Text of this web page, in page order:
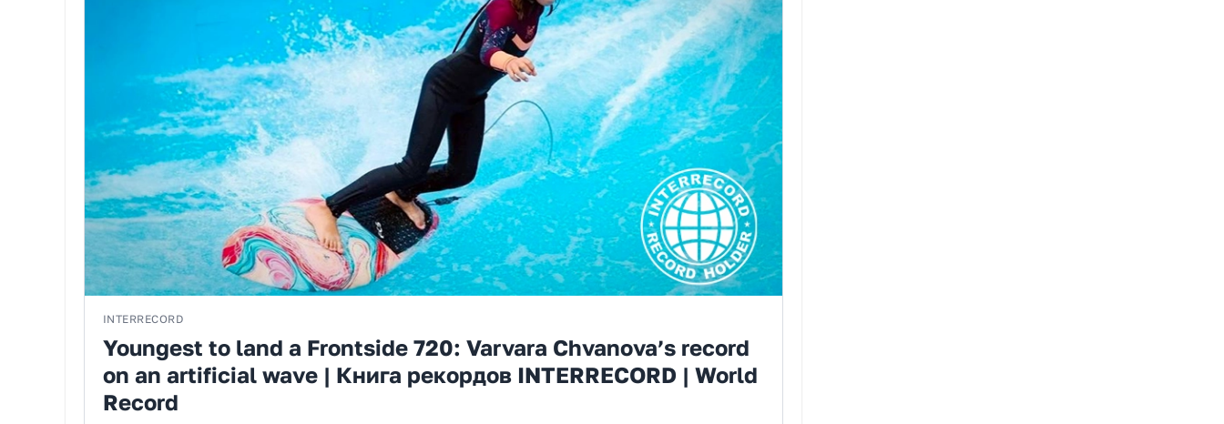
INTERRECORD
Youngest to land a Frontside 720: Varvara Chvanova’s record
on an artificial wave | Книга рекордов INTERRECORD | World
Record